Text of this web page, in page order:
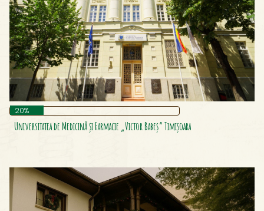
Catedrala Greco-Catolică Din Cluj
Catedrala Mitropolitan – Ortodoxă, Cluj
Catedrala Patriarhală
Catedrala Romano-Catolică Sfântul Mihail, Alba–Iulia
Catedrala Sfântul Iosif Din București
Catedrala Evanghelică Din Sibiu
Catedrala Ortodoxă Sfinții Apostoli Petru Și Pavel, Constanța
Cazarma Pompierilor Din Călărași
Cazinoul Din Constanța
Ceramica De Horezu
Ceramică Tip Kuty
Cercul Militar Național
20%
Universitatea de Medicină și Farmacie „Victor Babeș” Timișoara